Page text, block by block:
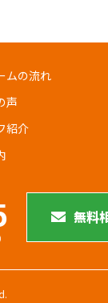
ムの流れ
声
紹介
無料